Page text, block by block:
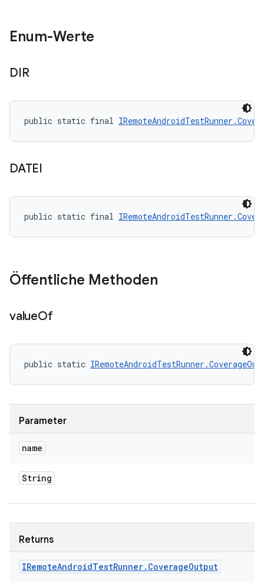
Enum-Werte
DIR
public static final
DATEI
public static final
Öffentliche Methoden
valueOf
public static
Parameter
name
String
Returns
IRemoteAndroidTestRunner. CoverageOutput